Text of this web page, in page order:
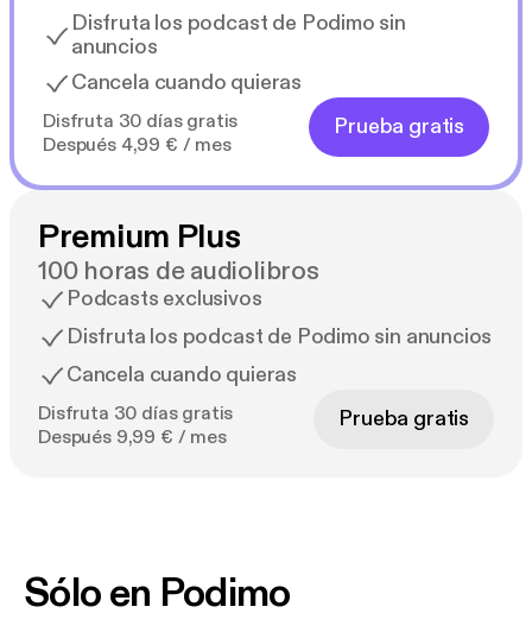
Disfruta los podcast de Podimo sin
anuncios
Cancela cuando quieras
Disfruta 30 días gratis
Después 4,99 € / mes
Prueba gratis
Premium Plus
100 horas de audiolibros
Podcasts exclusivos
Disfruta los podcast de Podimo sin anuncios
Cancela cuando quieras
Disfruta 30 días gratis
Después 9,99 € / mes
Prueba gratis
Sólo en Podimo